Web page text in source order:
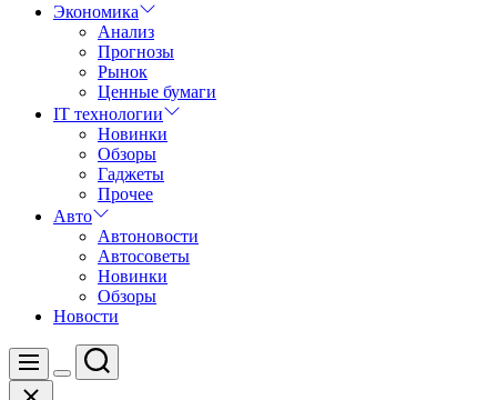
Экономика
Анализ
Прогнозы
Рынок
Ценные бумаги
IT технологии
Новинки
Обзоры
Гаджеты
Прочее
Авто
Автоновости
Автосоветы
Новинки
Обзоры
Новости
Меню
Цвет
Поиск
Закрыть